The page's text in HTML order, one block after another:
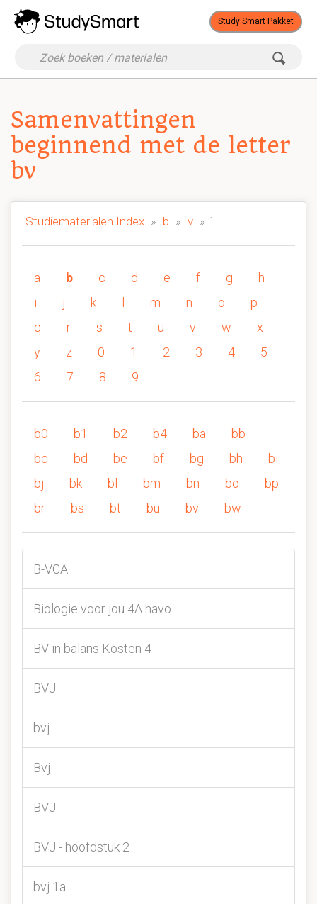
Study Smart Pakket
Samenvattingen
beginnend met de letter
bv
Studiematerialen Index » b » v » 1
a b c d e f g
h
i
j k m n o
p
q
r s t u v w
x
y
z 0 1 2 3 4
5
6
7 8 9
b0 b1 b2 b4 ba
bb
bc
bd be bf bg bh
bi
bj
bk bl bm bn bo
bp
br
bs bt bu bv bw
B-VCA
Biologie voor jou 4A havo
BV in balans Kosten 4
BVJ
bvj
Bvj
BVJ
BVJ - hoofdstuk 2
bvj 1a